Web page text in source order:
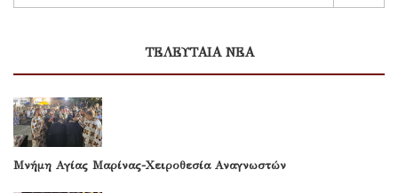
ΤΕΛΕΥΤΑΙΑ ΝΕΑ
Μνήμη Αγίας Μαρίνας-Χειροθεσία Αναγνωστών